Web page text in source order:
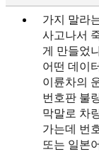
가지 말라
사고나서
게 만들었
어떤 데이
이륜차의
번호판 불
막말로 차
가는데 번
또는 일본